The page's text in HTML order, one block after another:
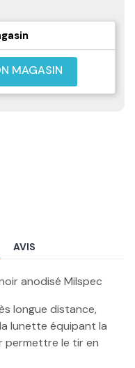
MAGASIN
AVIS
anodisé Milspec
longue distance,
lunette équipant la
permettre le tir en